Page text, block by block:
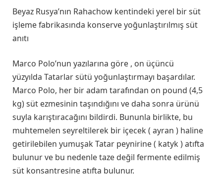
Beyaz Rusya’nın Rahachow kentindeki yerel bir süt
işleme fabrikasında konserve yoğunlaştırılmış süt
anıtı
Marco Polo’nun yazılarına göre , on üçüncü
yüzyılda Tatarlar sütü yoğunlaştırmayı başardılar.
Marco Polo, her bir adam tarafından on pound (4,5
kg) süt ezmesinin taşındığını ve daha sonra ürünü
suyla karıştıracağını bildirdi. Bununla birlikte, bu
muhtemelen seyreltilerek bir içecek ( ayran ) haline
getirilebilen yumuşak Tatar peynirine ( katyk ) atıfta
bulunur ve bu nedenle taze değil fermente edilmiş
süt konsantresine atıfta bulunur.